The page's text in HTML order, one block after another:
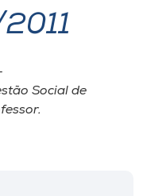
Social de